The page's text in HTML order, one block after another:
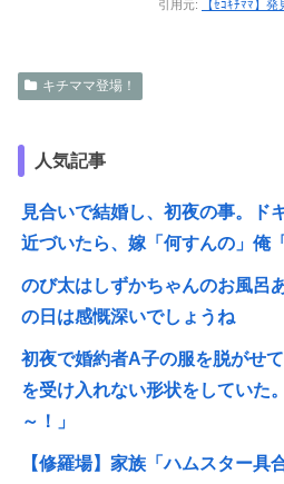
引用元: 【ｾｺｷﾁﾏﾏ】
キチママ登場！
人気記事
見合いで結婚し、初夜の事。ド
近づいたら、嫁「何すんの」俺
のび太はしずかちゃんのお風呂
の日は感慨深いでしょうね
初夜で婚約者A子の服を脱がせ
を受け入れない形状をしていた
～！」
【修羅場】家族「ハムスター具